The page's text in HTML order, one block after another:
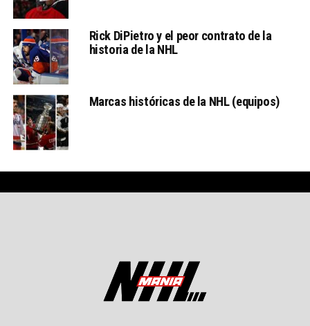
Rick DiPietro y el peor contrato de la
historia de la NHL
Marcas históricas de la NHL (equipos)